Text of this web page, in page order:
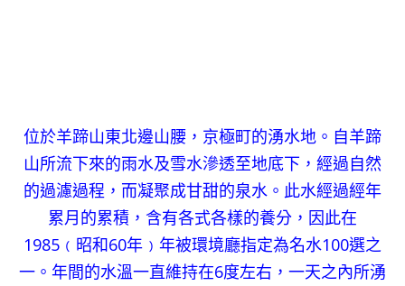
位於羊蹄山東北邊山腰，京極町的湧水地。自羊蹄
山所流下來的雨水及雪水滲透至地底下，經過自然
的過濾過程，而凝聚成甘甜的泉水。此水經過經年
累月的累積，含有各式各樣的養分，因此在
1985﹙昭和60年﹚年被環境廳指定為名水100選之
一。年間的水溫一直維持在6度左右，一天之內所湧